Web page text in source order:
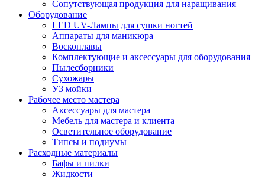
Сопутствующая продукция для наращивания
Оборудование
LED UV-Лампы для сушки ногтей
Аппараты для маникюра
Воскоплавы
Комплектующие и аксессуары для оборудования
Пылесборники
Сухожары
УЗ мойки
Рабочее место мастера
Аксессуары для мастера
Мебель для мастера и клиента
Осветительное оборудование
Типсы и подиумы
Расходные материалы
Бафы и пилки
Жидкости